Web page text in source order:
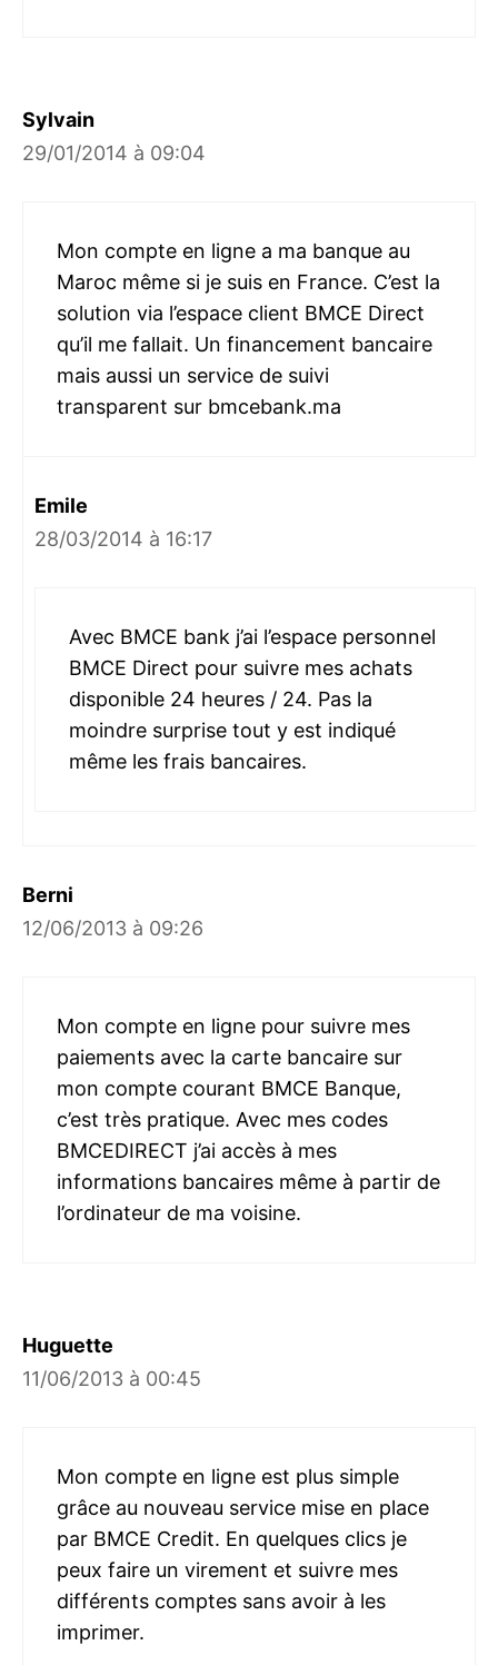
Sylvain
29/01/2014 à 09:04
Mon compte en ligne a ma banque au
Maroc même si je suis en France. C’est la
solution via l’espace client BMCE Direct
qu’il me fallait. Un financement bancaire
mais aussi un service de suivi
transparent sur bmcebank.ma
Emile
28/03/2014 à 16:17
Avec BMCE bank j’ai l’espace personnel
BMCE Direct pour suivre mes achats
disponible 24 heures / 24. Pas la
moindre surprise tout y est indiqué
même les frais bancaires.
Berni
12/06/2013 à 09:26
Mon compte en ligne pour suivre mes
paiements avec la carte bancaire sur
mon compte courant BMCE Banque,
c’est très pratique. Avec mes codes
BMCEDIRECT j’ai accès à mes
informations bancaires même à partir de
l’ordinateur de ma voisine.
Huguette
11/06/2013 à 00:45
Mon compte en ligne est plus simple
grâce au nouveau service mise en place
par BMCE Credit. En quelques clics je
peux faire un virement et suivre mes
différents comptes sans avoir à les
imprimer.